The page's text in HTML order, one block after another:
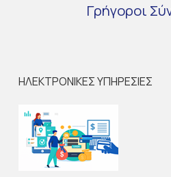
Γρήγοροι
ΗΛΕΚΤΡΟΝΙΚΕΣ ΥΠΗΡΕΣΙΕΣ